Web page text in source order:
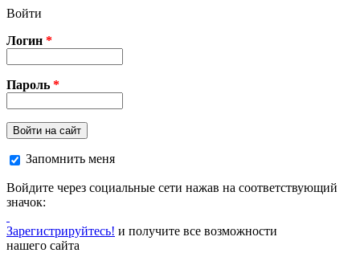
Перейти к основному содержанию
Войти
Логин *
Пароль *
Войти на сайт
Запомнить меня
Войдите через социальные сети нажав на соответствующий
значок:
Зарегистрируйтесь! и получите все возможности
нашего сайта